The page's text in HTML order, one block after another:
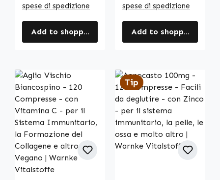
spese di spedizione
Add to shopping cart
spese di spedizione
Add to shopping cart
Tip